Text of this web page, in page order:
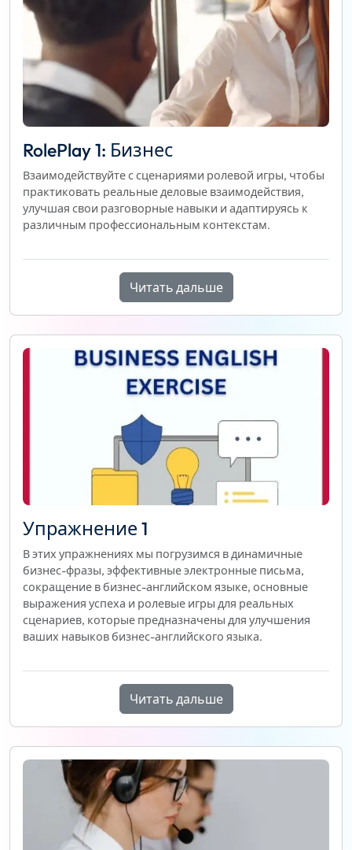
RolePlay 1: Бизнес
Взаимодействуйте с сценариями ролевой игры, чтобы
практиковать реальные деловые взаимодействия,
улучшая свои разговорные навыки и адаптируясь к
различным профессиональным контекстам.
Читать дальше
Упражнение 1
В этих упражнениях мы погрузимся в динамичные
бизнес-фразы, эффективные электронные письма,
сокращение в бизнес-английском языке, основные
выражения успеха и ролевые игры для реальных
сценариев, которые предназначены для улучшения
ваших навыков бизнес-английского языка.
Читать дальше